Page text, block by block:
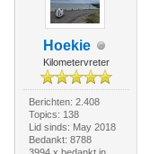
Hoekie
Kilometervreter
Berichten: 2.408
Topics: 138
Lid sinds: May 2018
Bedankt: 8788